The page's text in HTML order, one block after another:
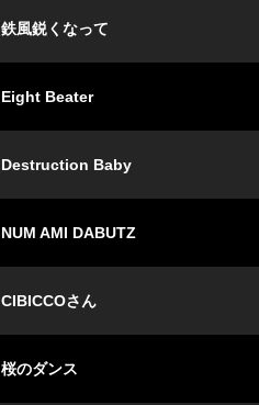
鉄風鋭くなって
Eight Beater
Destruction Baby
NUM AMI DABUTZ
CIBICCOさん
桜のダンス